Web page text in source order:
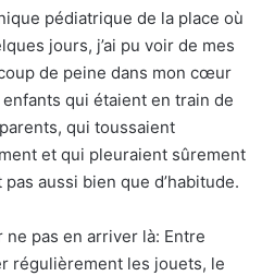
pédiatrique de la place où
jours, j’ai pu voir de mes
de peine dans mon cœur
qui étaient en train de
qui toussaient
et qui pleuraient sûrement
aussi bien que d’habitude.
pas en arriver là: Entre
régulièrement les jouets, le